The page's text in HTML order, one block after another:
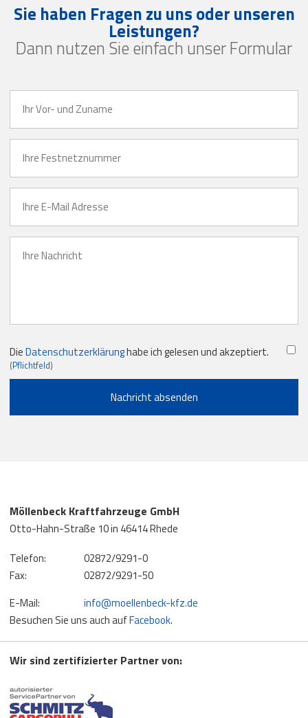
Sie haben Fragen zu uns oder unseren
Leistungen?
Dann nutzen Sie einfach unser Formular
DieDatenschutzerklärunghabe ich gelesen und akzeptiert.
(Pflichtfeld)
Nachricht absenden
Möllenbeck Kraftfahrzeuge GmbH
Otto-Hahn-Straße 10 in 46414 Rhede
Telefon:
02872/9291-0
Fax:
02872/9291-50
E-Mail:
info@moellenbeck-kfz.de
Besuchen Sie uns auch aufFacebook.
Wir sind zertifizierter Partner von: